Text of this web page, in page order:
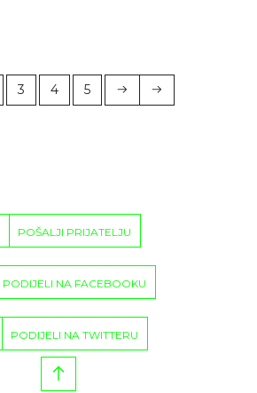
3 4 5
POŠALJI PRIJATELJU
PODIJELI NA FACEBOOKU
PODIJELI NA TWITTERU